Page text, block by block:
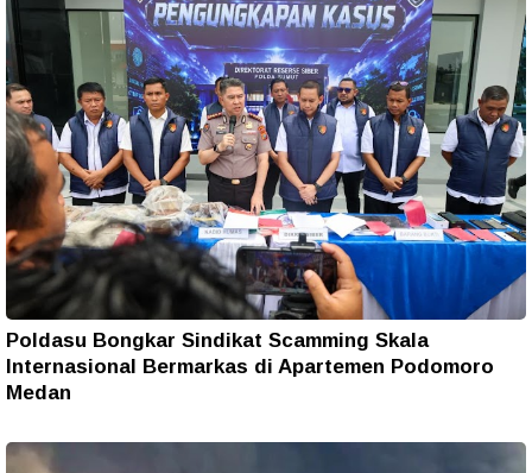
Poldasu Bongkar Sindikat Scamming Skala
Internasional Bermarkas di Apartemen Podomoro
Medan